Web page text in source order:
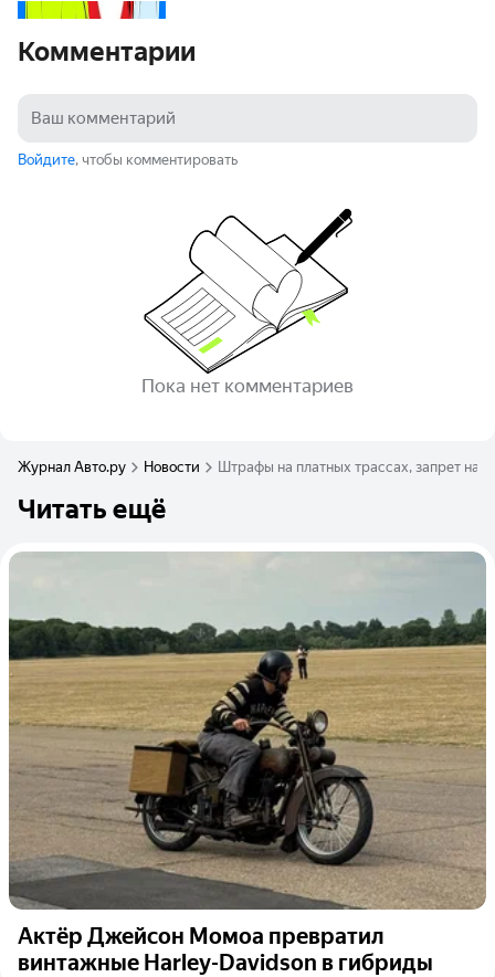
Комментарии
Войдите, чтобы комментировать
Пока нет комментариев
Журнал Авто.ру Новости Штрафы на платных трассах, запрет на
Читать ещё
Актёр Джейсон Момоа превратил
винтажные Harley-Davidson в гибриды